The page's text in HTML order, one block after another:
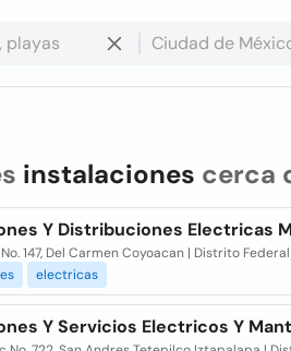
instalaciones cerca
Y Distribuciones Electricas
147, Del Carmen Coyoacan | Distrito
electricas
Y Servicios Electricos Y